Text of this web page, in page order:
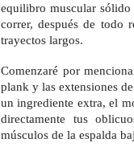
equilibro muscular sólido
correr, después de todo
trayectos largos.
Comenzaré por
plank y las extensiones
un ingrediente extra, el
directamente tus
músculos de la espalda